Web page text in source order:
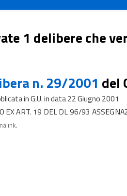
1 delibere che
n. 29/2001 del
in G.U. in data 22 Giugno 2001
EX ART. 19 DEL DL 96/93
.